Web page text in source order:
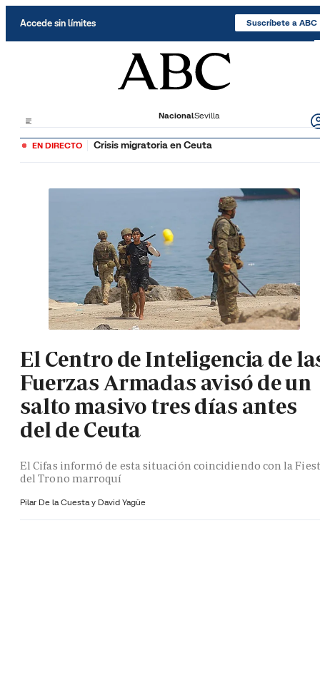
Accede sin límites Suscríbete a ABC
NacionalSevilla
EN DIRECTO Crisis migratoria en Ceuta
El Centro de Inteligencia de
Fuerzas Armadas avisó de un
salto masivo tres días antes
del de Ceuta
El Cifas informó de esta situación coincidiendo con la
del Trono marroquí
Pilar De la Cuesta y David Yagüe